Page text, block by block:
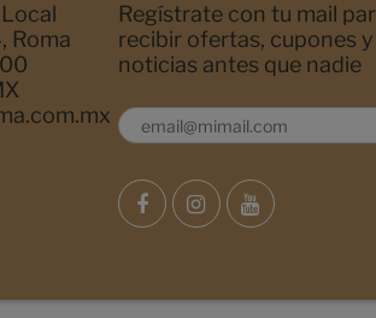
Roma
Regístrate con tu mail
recibir ofertas, cupones y
noticias antes que nadie